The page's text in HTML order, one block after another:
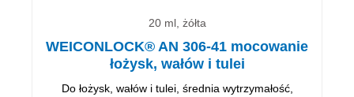
20 ml, żółta
WEICONLOCK® AN 306-41 mocowanie
łożysk, wałów i tulei
Do łożysk, wałów i tulei, średnia wytrzymałość,